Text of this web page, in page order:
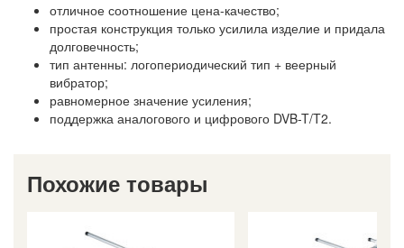
отличное соотношение цена-качество;
простая конструкция только усилила изделие и придала
долговечность;
тип антенны: логопериодический тип + веерный
вибратор;
равномерное значение усиления;
поддержка аналогового и цифрового DVB-T/T2.
Похожие товары